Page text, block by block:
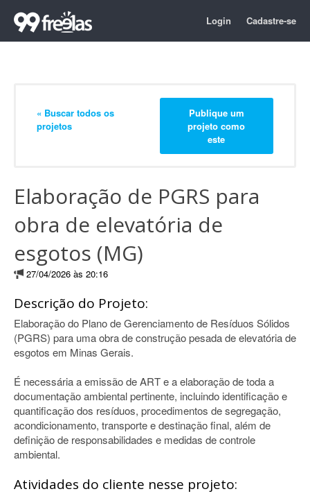
Login Cadastre-se
« Buscar todos os
projetos
Publique um
projeto como
este
Elaboração de PGRS para
obra de elevatória de
esgotos (MG)
27/04/2026 às 20:16
Descrição do Projeto:
Elaboração do Plano de Gerenciamento de Resíduos Sólidos
(PGRS) para uma obra de construção pesada de elevatória de
esgotos em Minas Gerais.
É necessária a emissão de ART e a elaboração de toda a
documentação ambiental pertinente, incluindo identificação e
quantificação dos resíduos, procedimentos de segregação,
acondicionamento, transporte e destinação final, além de
definição de responsabilidades e medidas de controle
ambiental.
Atividades do cliente nesse projeto: